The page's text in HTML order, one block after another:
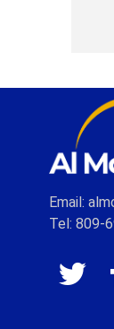
Email:
Tel: 809-